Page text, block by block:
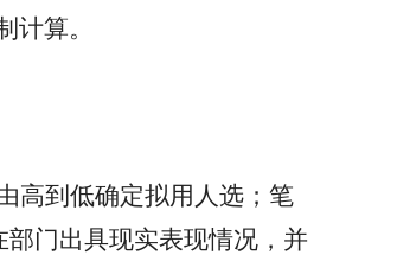
计算。
高到低确定拟用人选；笔
门出具现实表现情况， 并